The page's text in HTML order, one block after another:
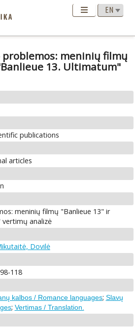
meninių filmų
13. Ultimatum"
publications
articles
meninių filmų "Banlieue 13" ir
analizė
Dovilė
118
kalbos / Romance languages; Slavų
; Vertimas / Translation.